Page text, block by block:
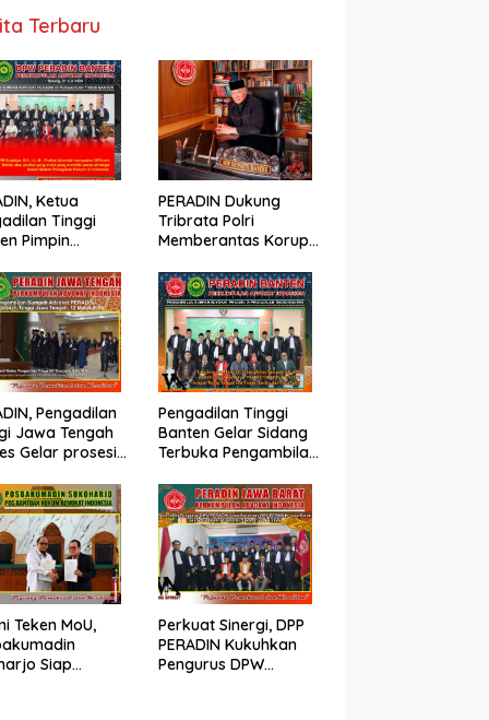
Terbaru
Ketua
Tinggi
Pimpin
Advokat
PERADIN Dukung
Tribrata Polri
Memberantas Korupsi:
Berdasarkan Prinsip
Fiat Justitia Ruat
Caelum
Pengadilan
Jawa Tengah
Gelar prosesi
Advokat
Pengadilan Tinggi
Banten Gelar Sidang
Terbuka Pengambilan
Advokat PERADIN
Teken MoU,
Siap
Perkuat Sinergi, DPP
PERADIN Kukuhkan
Pengurus DPW